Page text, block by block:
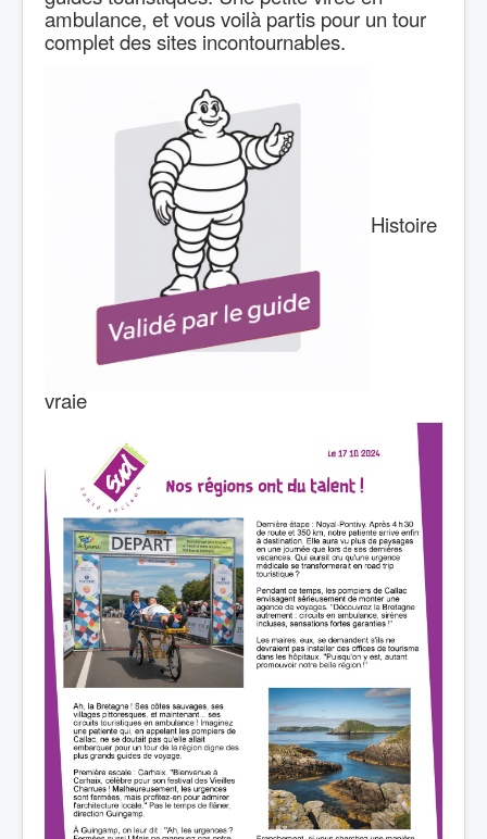
ambulance, et vous voilà partis pour un tour
complet des sites incontournables.
Histoire
vraie